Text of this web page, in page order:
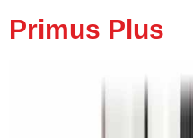
Primus Plus